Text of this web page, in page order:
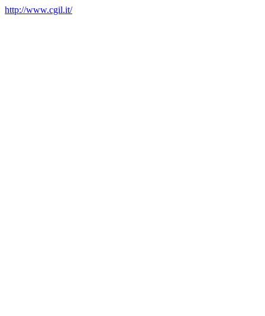
http://www.cgil.it/